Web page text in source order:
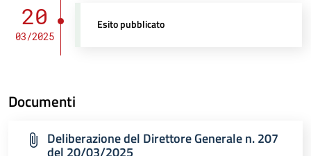
20
03/2025
Esito pubblicato
Documenti
Deliberazione del Direttore Generale n. 207